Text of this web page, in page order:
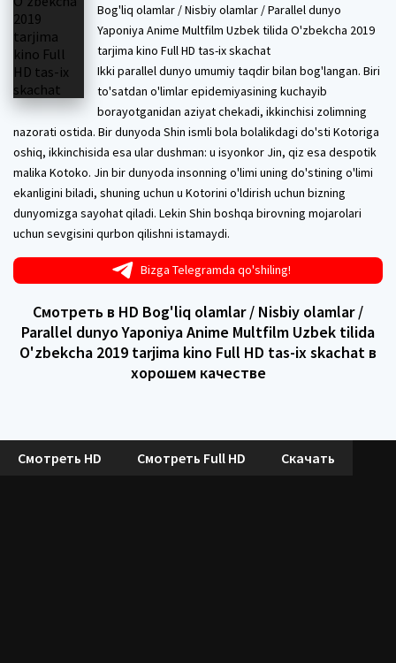
Bog'liq olamlar / Nisbiy olamlar / Parallel dunyo
Yaponiya Anime Multfilm Uzbek tilida O'zbekcha 2019
tarjima kino Full HD tas-ix skachat
Ikki parallel dunyo umumiy taqdir bilan bog'langan. Biri
to'satdan o'limlar epidemiyasining kuchayib
borayotganidan aziyat chekadi, ikkinchisi zolimning
nazorati ostida. Bir dunyoda Shin ismli bola bolalikdagi do'sti Kotoriga
oshiq, ikkinchisida esa ular dushman: u isyonkor Jin, qiz esa despotik
malika Kotoko. Jin bir dunyoda insonning o'limi uning do'stining o'limi
ekanligini biladi, shuning uchun u Kotorini o'ldirish uchun bizning
dunyomizga sayohat qiladi. Lekin Shin boshqa birovning mojarolari
uchun sevgisini qurbon qilishni istamaydi.
Bizga Telegramda qo'shiling!
Смотреть в HD Bog'liq olamlar / Nisbiy olamlar /
Parallel dunyo Yaponiya Anime Multfilm Uzbek tilida
O'zbekcha 2019 tarjima kino Full HD tas-ix skachat в
хорошем качестве
Смотреть HD Смотреть Full HD Скачать